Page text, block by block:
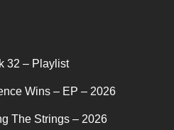
32 – Playlist
Wins – EP – 2026
The Strings – 2026